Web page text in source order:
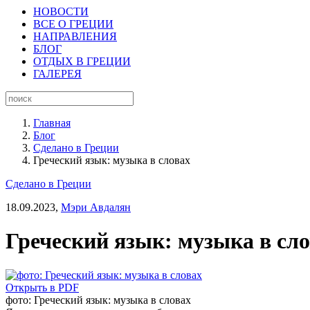
НОВОСТИ
ВСЕ О ГРЕЦИИ
НАПРАВЛЕНИЯ
БЛОГ
ОТДЫХ В ГРЕЦИИ
ГАЛЕРЕЯ
Главная
Блог
Сделано в Греции
Греческий язык: музыка в словах
Сделано в Греции
18.09.2023, Мэри Авдалян
Греческий язык: музыка в
Открыть в PDF
фото: Греческий язык: музыка в словах